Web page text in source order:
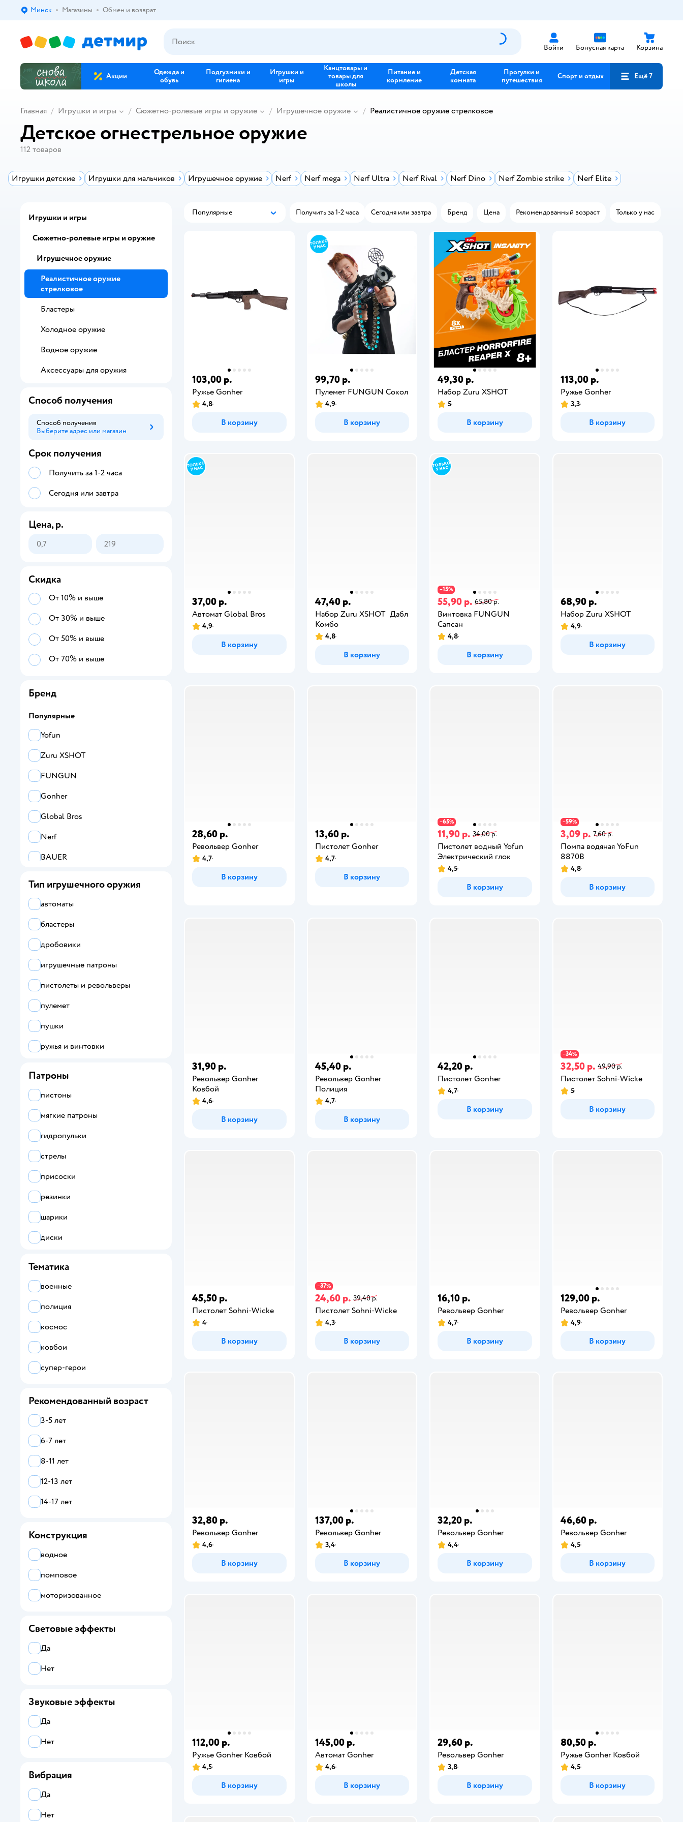
Выбор адреса доставки.
Минск Магазины Обмен и возврат
Войти Бонусная карта Корзина
Акции
Одежда и
обувь
Подгузники и
гигиена
Игрушки и
игры
Канцтовары и
товары для
школы
Питание и
кормление
Детская
комната
Прогулки и
путешествия
Спорт и отдых Ещё 7
Главная Игрушки и игры Сюжетно-ролевые игры и оружие Игрушечное оружие Реалистичное оружие стрелковое
Детское огнестрельное оружие
112 товаров
Игрушки детские Игрушки для мальчиков Игрушечное оружие Nerf Nerf mega Nerf Ultra Nerf Rival Nerf Dino Nerf Zombie strike Nerf Elite
Популярные
Популярные Получить за 1-2 часа Сегодня или завтра Бренд Цена Рекомендованный возраст Только у нас
103,00 р.
Ружье Gonher
4,8
В корзину
99,70 р.
Пулемет FUNGUN Сокол
4,9
В корзину
49,30 р.
Набор Zuru XSHOT
5
В корзину
113,00 р.
Ружье Gonher
3,3
В корзину
37,00 р.
Автомат Global Bros
4,9
В корзину
47,40 р.
Набор Zuru XSHOT Дабл
Комбо
4,8
В корзину
−15%
55,90 р. 65,80 р.
Винтовка FUNGUN
Сапсан
4,8
В корзину
68,90 р.
Набор Zuru XSHOT
4,9
В корзину
28,60 р.
Револьвер Gonher
4,7
В корзину
13,60 р.
Пистолет Gonher
4,7
В корзину
−65%
11,90 р. 34,00 р.
Пистолет водный Yofun
Электрический глок
4,5
В корзину
−59%
3,09 р. 7,60 р.
Помпа водяная YoFun
8870B
4,8
В корзину
31,90 р.
Револьвер Gonher
Ковбой
4,6
В корзину
45,40 р.
Револьвер Gonher
Полиция
4,7
В корзину
42,20 р.
Пистолет Gonher
4,7
В корзину
−34%
32,50 р. 49,90 р.
Пистолет Sohni-Wicke
5
В корзину
45,50 р.
Пистолет Sohni-Wicke
4
В корзину
−37%
24,60 р. 39,40 р.
Пистолет Sohni-Wicke
4,3
В корзину
16,10 р.
Револьвер Gonher
4,7
В корзину
129,00 р.
Револьвер Gonher
4,9
В корзину
32,80 р.
Револьвер Gonher
4,6
В корзину
137,00 р.
Револьвер Gonher
3,4
В корзину
32,20 р.
Револьвер Gonher
4,4
В корзину
46,60 р.
Револьвер Gonher
4,5
В корзину
112,00 р.
Ружье Gonher Ковбой
4,5
В корзину
145,00 р.
Автомат Gonher
4,6
В корзину
29,60 р.
Револьвер Gonher
3,8
В корзину
80,50 р.
Ружье Gonher Ковбой
4,5
В корзину
Игрушки и игры
Сюжетно-ролевые игры и оружие
Игрушечное оружие
Реалистичное оружие
стрелковое
Бластеры
Холодное оружие
Водное оружие
Аксессуары для оружия
Способ получения
Способ получения
Выберите адрес или магазин
Способ получения
Срок получения
Получить за 1-2 часа
Сегодня или завтра
Цена, р.
Скидка
От 10% и выше
От 30% и выше
От 50% и выше
От 70% и выше
Бренд
Популярные
Yofun
Zuru XSHOT
FUNGUN
Gonher
Global Bros
Nerf
BAUER
Все
BAUER
FUNGUN
Sohni-Wicke
Тип игрушечного оружия
автоматы
бластеры
дробовики
игрушечные патроны
пистолеты и револьверы
пулемет
пушки
ружья и винтовки
Патроны
пистоны
мягкие патроны
гидропульки
стрелы
присоски
резинки
шарики
диски
Тематика
военные
полиция
космос
ковбои
супер-герои
Рекомендованный возраст
3-5 лет
6-7 лет
8-11 лет
12-13 лет
14-17 лет
Конструкция
водное
помповое
моторизованное
Световые эффекты
Да
Нет
Звуковые эффекты
Да
Нет
Вибрация
Да
Нет